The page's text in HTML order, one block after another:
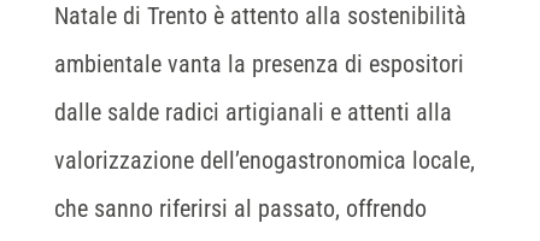
Natale di Trento è attento alla sostenibilità
ambientale vanta la presenza di espositori
dalle salde radici artigianali e attenti alla
valorizzazione dell’enogastronomica locale,
che sanno riferirsi al passato, offrendo